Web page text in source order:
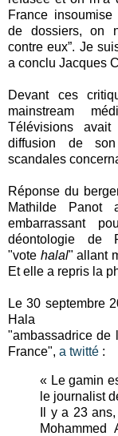
France
de dossiers, on
contre eux”. Je
a conclu Jacques
Devant ces
mainstream
Télévisions
diffusion de
scandales
Réponse du
Mathilde
embarrassant
déontologie de
"vote halal" allant
Et elle a repris la
Le 30 septembre
Hala
"ambassadrice de
France", a twitté :
« Le gamin
le journalist
Il y a 23